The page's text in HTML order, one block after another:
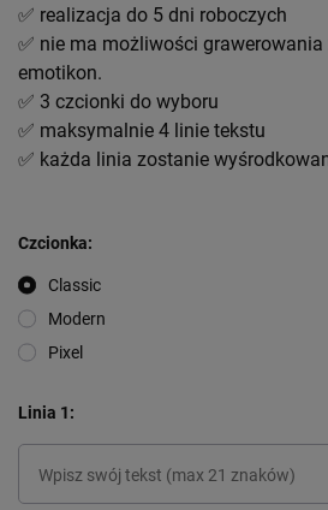
✅ realizacja do 5 dni roboczych
✅ nie ma możliwości
emotikon.
✅ 3 czcionki do wyboru
✅ maksymalnie 4 linie tekstu
✅ każda linia zostanie
Czcionka
Classic
Modern
Pixel
Linia 1